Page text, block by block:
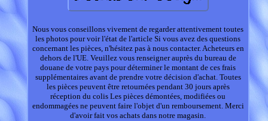
Nous vous conseillons vivement de regarder attentivement toutes
les photos pour voir l'état de l'article Si vous avez des questions
concernant les pièces, n'hésitez pas à nous contacter. Acheteurs en
dehors de l'UE. Veuillez vous renseigner auprès du bureau de
douane de votre pays pour déterminer le montant de ces frais
supplémentaires avant de prendre votre décision d'achat. Toutes
les pièces peuvent être retournées pendant 30 jours après
réception du colis Les pièces démontées, modifiées ou
endommagées ne peuvent faire l'objet d'un remboursement. Merci
d'avoir fait vos achats dans notre magasin.